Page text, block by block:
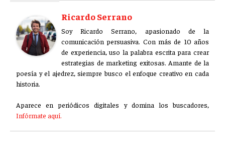
Ricardo Serrano
Soy Ricardo Serrano, apasionado de la
comunicación persuasiva. Con más de 10 años
de experiencia, uso la palabra escrita para crear
estrategias de marketing exitosas. Amante de la
poesía y el ajedrez, siempre busco el enfoque creativo en cada
historia.
Aparece en periódicos digitales y domina los buscadores,
Infórmate aquí.